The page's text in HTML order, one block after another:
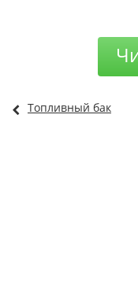
Топливный бак